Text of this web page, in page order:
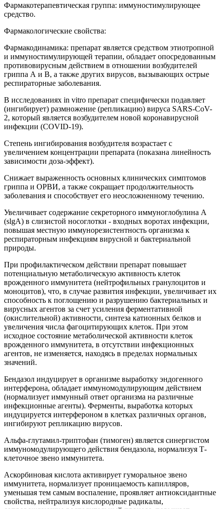
Фармакотерапевтическая группа: иммуностимулирующее
средство.
Фармакологические свойства:
Фармакодинамика: препарат является средством этиотропной
и иммуностимулирующей терапии, обладает опосредованным
противовирусным действием в отношении возбудителей
гриппа А и В, а также других вирусов, вызывающих острые
респираторные заболевания.
В исследованиях in vitro препарат специфически подавляет
(ингибирует) размножение (репликацию) вируса SARS-CoV-
2, который является возбудителем новой коронавирусной
инфекции (COVID-19).
Степень ингибирования возбудителя возрастает с
увеличением концентрации препарата (показана линейность
зависимости доза-эффект).
Снижает выраженность основных клинических симптомов
гриппа и ОРВИ, а также сокращает продолжительность
заболевания и способствует его неосложненному течению.
Увеличивает содержание секреторного иммуноглобулина А
(slgA) в слизистой носоглотки - входных воротах инфекции,
повышая местную иммунорезистентность организма к
респираторным инфекциям вирусной и бактериальной
природы.
При профилактическом действии препарат повышает
потенциальную метаболическую активность клеток
врожденного иммунитета (нейтрофильных гранулоцитов и
моноцитов), что, в случае развития инфекции, увеличивает их
способность к поглощению и разрушению бактериальных и
вирусных агентов за счет усиления ферментативной
(окислительной) активности, синтеза катионных белков и
увеличения числа фагоцитирующих клеток. При этом
исходное состояние метаболической активности клеток
врожденного иммунитета, в отсутствии инфекционных
агентов, не изменяется, находясь в пределах нормальных
значений.
Бендазол индуцирует в организме выработку эндогенного
интерферона, обладает иммуномодулирующим действием
(нормализует иммунный ответ организма на различные
инфекционные агенты). Ферменты, выработка которых
индуцируется интерфероном в клетках различных органов,
ингибируют репликацию вирусов.
Альфа-глутамил-триптофан (тимоген) является синергистом
иммуномодулирующего действия бендазола, нормализуя Т-
клеточное звено иммунитета.
Аскорбиновая кислота активирует гуморальное звено
иммунитета, нормализует проницаемость капилляров,
уменьшая тем самым воспаление, проявляет антиоксидантные
свойства, нейтрализуя кислородные радикалы,